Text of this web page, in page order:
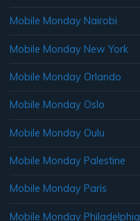
Mobile Monday Nairobi
Mobile Monday New York
Mobile Monday Orlando
Mobile Monday Oslo
Mobile Monday Oulu
Mobile Monday Palestine
Mobile Monday Paris
Mobile Monday Philadelphia